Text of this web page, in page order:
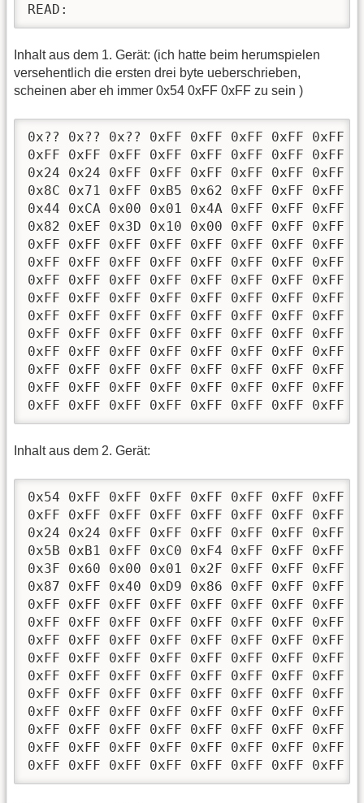
READ:
Inhalt aus dem 1. Gerät: (ich hatte beim herumspielen
versehentlich die ersten drei byte ueberschrieben,
scheinen aber eh immer 0x54 0xFF 0xFF zu sein )
0x?? 0x?? 0x?? 0xFF 0xFF 0xFF 0xFF 0xFF
0xFF 0xFF 0xFF 0xFF 0xFF 0xFF 0xFF 0xFF
0x24 0x24 0xFF 0xFF 0xFF 0xFF 0xFF 0xFF
0x8C 0x71 0xFF 0xB5 0x62 0xFF 0xFF 0xFF
0x44 0xCA 0x00 0x01 0x4A 0xFF 0xFF 0xFF
0x82 0xEF 0x3D 0x10 0x00 0xFF 0xFF 0xFF
0xFF 0xFF 0xFF 0xFF 0xFF 0xFF 0xFF 0xFF
0xFF 0xFF 0xFF 0xFF 0xFF 0xFF 0xFF 0xFF
0xFF 0xFF 0xFF 0xFF 0xFF 0xFF 0xFF 0xFF
0xFF 0xFF 0xFF 0xFF 0xFF 0xFF 0xFF 0xFF
0xFF 0xFF 0xFF 0xFF 0xFF 0xFF 0xFF 0xFF
0xFF 0xFF 0xFF 0xFF 0xFF 0xFF 0xFF 0xFF
0xFF 0xFF 0xFF 0xFF 0xFF 0xFF 0xFF 0xFF
0xFF 0xFF 0xFF 0xFF 0xFF 0xFF 0xFF 0xFF
0xFF 0xFF 0xFF 0xFF 0xFF 0xFF 0xFF 0xFF
0xFF 0xFF 0xFF 0xFF 0xFF 0xFF 0xFF 0xFF
Inhalt aus dem 2. Gerät:
0x54 0xFF 0xFF 0xFF 0xFF 0xFF 0xFF 0xFF
0xFF 0xFF 0xFF 0xFF 0xFF 0xFF 0xFF 0xFF
0x24 0x24 0xFF 0xFF 0xFF 0xFF 0xFF 0xFF
0x5B 0xB1 0xFF 0xC0 0xF4 0xFF 0xFF 0xFF
0x3F 0x60 0x00 0x01 0x2F 0xFF 0xFF 0xFF
0x87 0xFF 0x40 0xD9 0x86 0xFF 0xFF 0xFF
0xFF 0xFF 0xFF 0xFF 0xFF 0xFF 0xFF 0xFF
0xFF 0xFF 0xFF 0xFF 0xFF 0xFF 0xFF 0xFF
0xFF 0xFF 0xFF 0xFF 0xFF 0xFF 0xFF 0xFF
0xFF 0xFF 0xFF 0xFF 0xFF 0xFF 0xFF 0xFF
0xFF 0xFF 0xFF 0xFF 0xFF 0xFF 0xFF 0xFF
0xFF 0xFF 0xFF 0xFF 0xFF 0xFF 0xFF 0xFF
0xFF 0xFF 0xFF 0xFF 0xFF 0xFF 0xFF 0xFF
0xFF 0xFF 0xFF 0xFF 0xFF 0xFF 0xFF 0xFF
0xFF 0xFF 0xFF 0xFF 0xFF 0xFF 0xFF 0xFF
0xFF 0xFF 0xFF 0xFF 0xFF 0xFF 0xFF 0xFF